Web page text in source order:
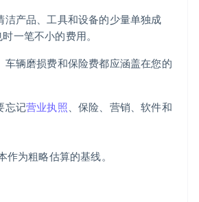
洁产品、工具和设备的少量单独成
一笔不小的费用。
车辆磨损费和保险费都应涵盖在您的
忘记营业执照、保险、营销、软件和
为粗略估算的基线。